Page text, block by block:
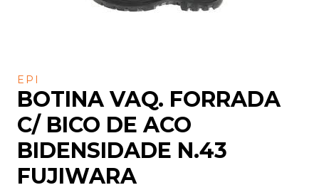
EPI
BOTINA VAQ. FORRADA
C/ BICO DE ACO
BIDENSIDADE N.43
FUJIWARA